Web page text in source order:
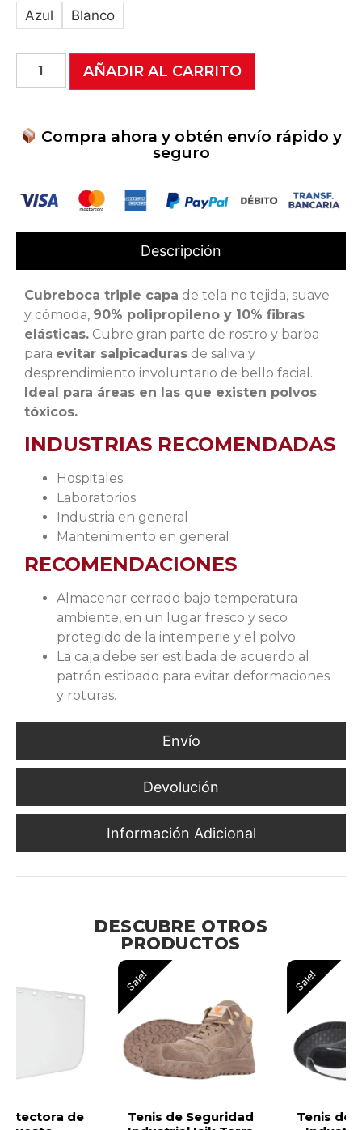
Azul Blanco
AÑADIR AL CARRITO
Compra ahora y obtén envío rápido y
seguro
Descripción
Envío
Devolución
Información Adicional
Cubreboca triple capa de tela no tejida, suave
y cómoda, 90% polipropileno y 10% fibras
elásticas. Cubre gran parte de rostro y barba
para evitar salpicaduras de saliva y
desprendimiento involuntario de bello facial.
Ideal para áreas en las que existen polvos
tóxicos.
INDUSTRIAS RECOMENDADAS
Hospitales
Laboratorios
Industria en general
Mantenimiento en general
RECOMENDACIONES
Almacenar cerrado bajo temperatura
ambiente, en un lugar fresco y seco
protegido de la intemperie y el polvo.
La caja debe ser estibada de acuerdo al
patrón estibado para evitar deformaciones
y roturas.
DESCUBRE OTROS
PRODUCTOS
Tenis de Seguridad
Tenis de Seguridad